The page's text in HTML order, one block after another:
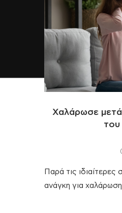
Χαλάρωσε
του
Παρά τις ιδιαίτερες
ανάγκη για